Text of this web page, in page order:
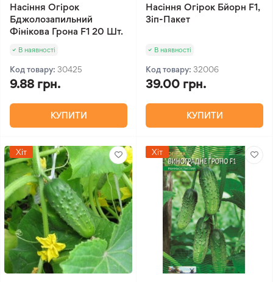
Насіння Огірок
Бджолозапильний
Фінікова Грона F1 20 Шт.
В наявності
Код товару: 30425
9.88 грн.
КУПИТИ
Насіння Огірок Бйорн F1,
Зіп-Пакет
В наявності
Код товару: 32006
39.00 грн.
КУПИТИ
Хіт Хіт